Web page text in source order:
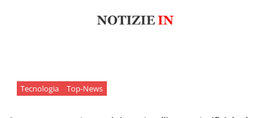
Tecnologia Top-News